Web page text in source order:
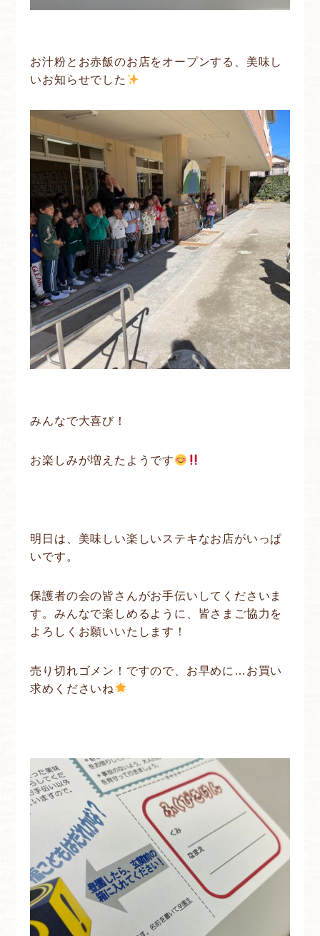
お汁粉とお赤飯のお店をオープンする、美味し
いお知らせでした
みんなで大喜び！
お楽しみが増えたようです
明日は、美味しい楽しいステキなお店がいっぱ
いです。
保護者の会の皆さんがお手伝いしてくださいま
す。みんなで楽しめるように、皆さまご協力を
よろしくお願いいたします！
売り切れゴメン！ですので、お早めに…お買い
求めくださいね